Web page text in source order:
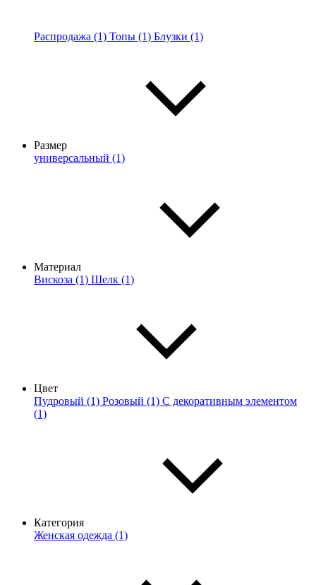
Распродажа (1) Топы (1) Блузки (1)
Размер
универсальный (1)
Материал
Вискоза (1) Шелк (1)
Цвет
Пудровый (1) Розовый (1) С декоративным элементом
(1)
Категория
Женская одежда (1)